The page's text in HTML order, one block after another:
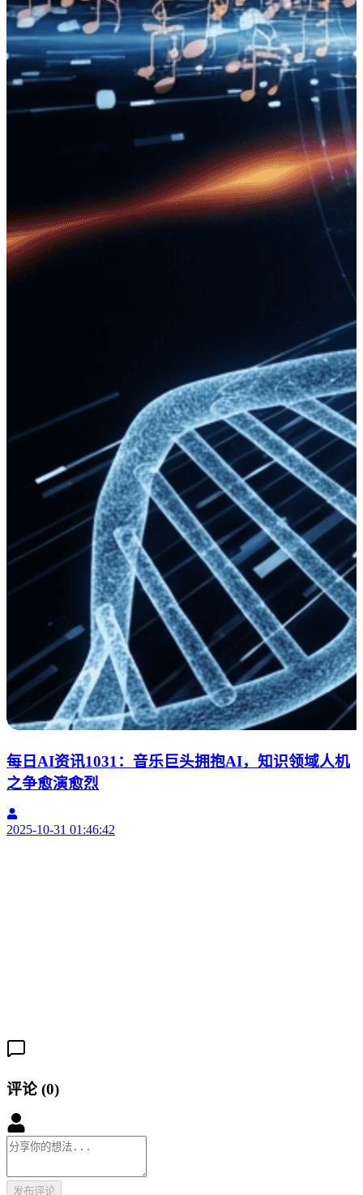
每日AI资讯1031：音乐巨头拥抱AI，知识领域人机
之争愈演愈烈
2025-10-31 01:46:42
评论 (0)
发布评论